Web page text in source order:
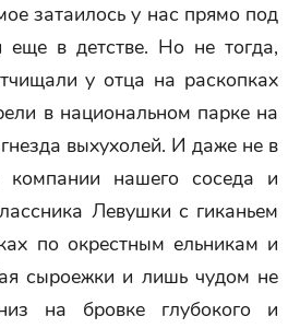
затаилось у нас прямо под
в детстве. Но не тогда,
у отца на раскопках
в национальном парке на
выхухолей. И даже не в
нашего соседа и
Левушки с гиканьем
по окрестным ельникам и
сыроежки и лишь чудом не
на бровке глубокого и